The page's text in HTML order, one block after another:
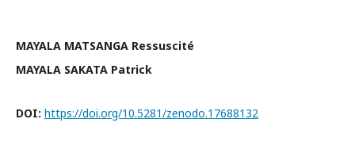
MAYALA MATSANGA Ressuscité
MAYALA SAKATA Patrick
DOI: https://doi.org/10.5281/zenodo.17688132